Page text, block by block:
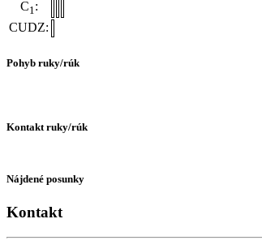
C1:
CUDZ:
Pohyb ruky/rúk
Kontakt ruky/rúk
Nájdené posunky
Kontakt